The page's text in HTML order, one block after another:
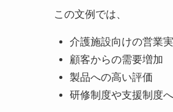
この文例では、
介護施設向けの営業
顧客からの需要増加
製品への高い評価
研修制度や支援制度